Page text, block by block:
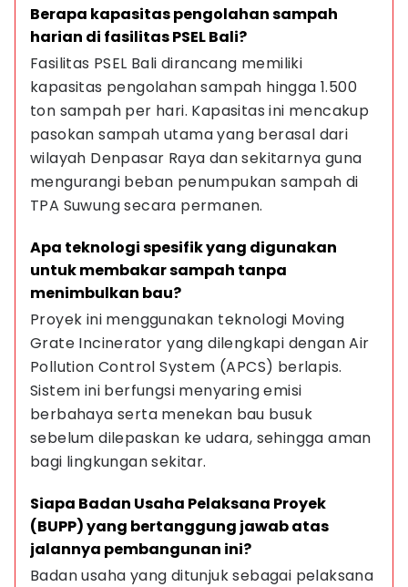
Berapa kapasitas pengolahan sampah
harian di fasilitas PSEL Bali?
Fasilitas PSEL Bali dirancang memiliki
kapasitas pengolahan sampah hingga 1.500
ton sampah per hari. Kapasitas ini mencakup
pasokan sampah utama yang berasal dari
wilayah Denpasar Raya dan sekitarnya guna
mengurangi beban penumpukan sampah di
TPA Suwung secara permanen.
Apa teknologi spesifik yang digunakan
untuk membakar sampah tanpa
menimbulkan bau?
Proyek ini menggunakan teknologi Moving
Grate Incinerator yang dilengkapi dengan Air
Pollution Control System (APCS) berlapis.
Sistem ini berfungsi menyaring emisi
berbahaya serta menekan bau busuk
sebelum dilepaskan ke udara, sehingga aman
bagi lingkungan sekitar.
Siapa Badan Usaha Pelaksana Proyek
(BUPP) yang bertanggung jawab atas
jalannya pembangunan ini?
Badan usaha yang ditunjuk sebagai pelaksana